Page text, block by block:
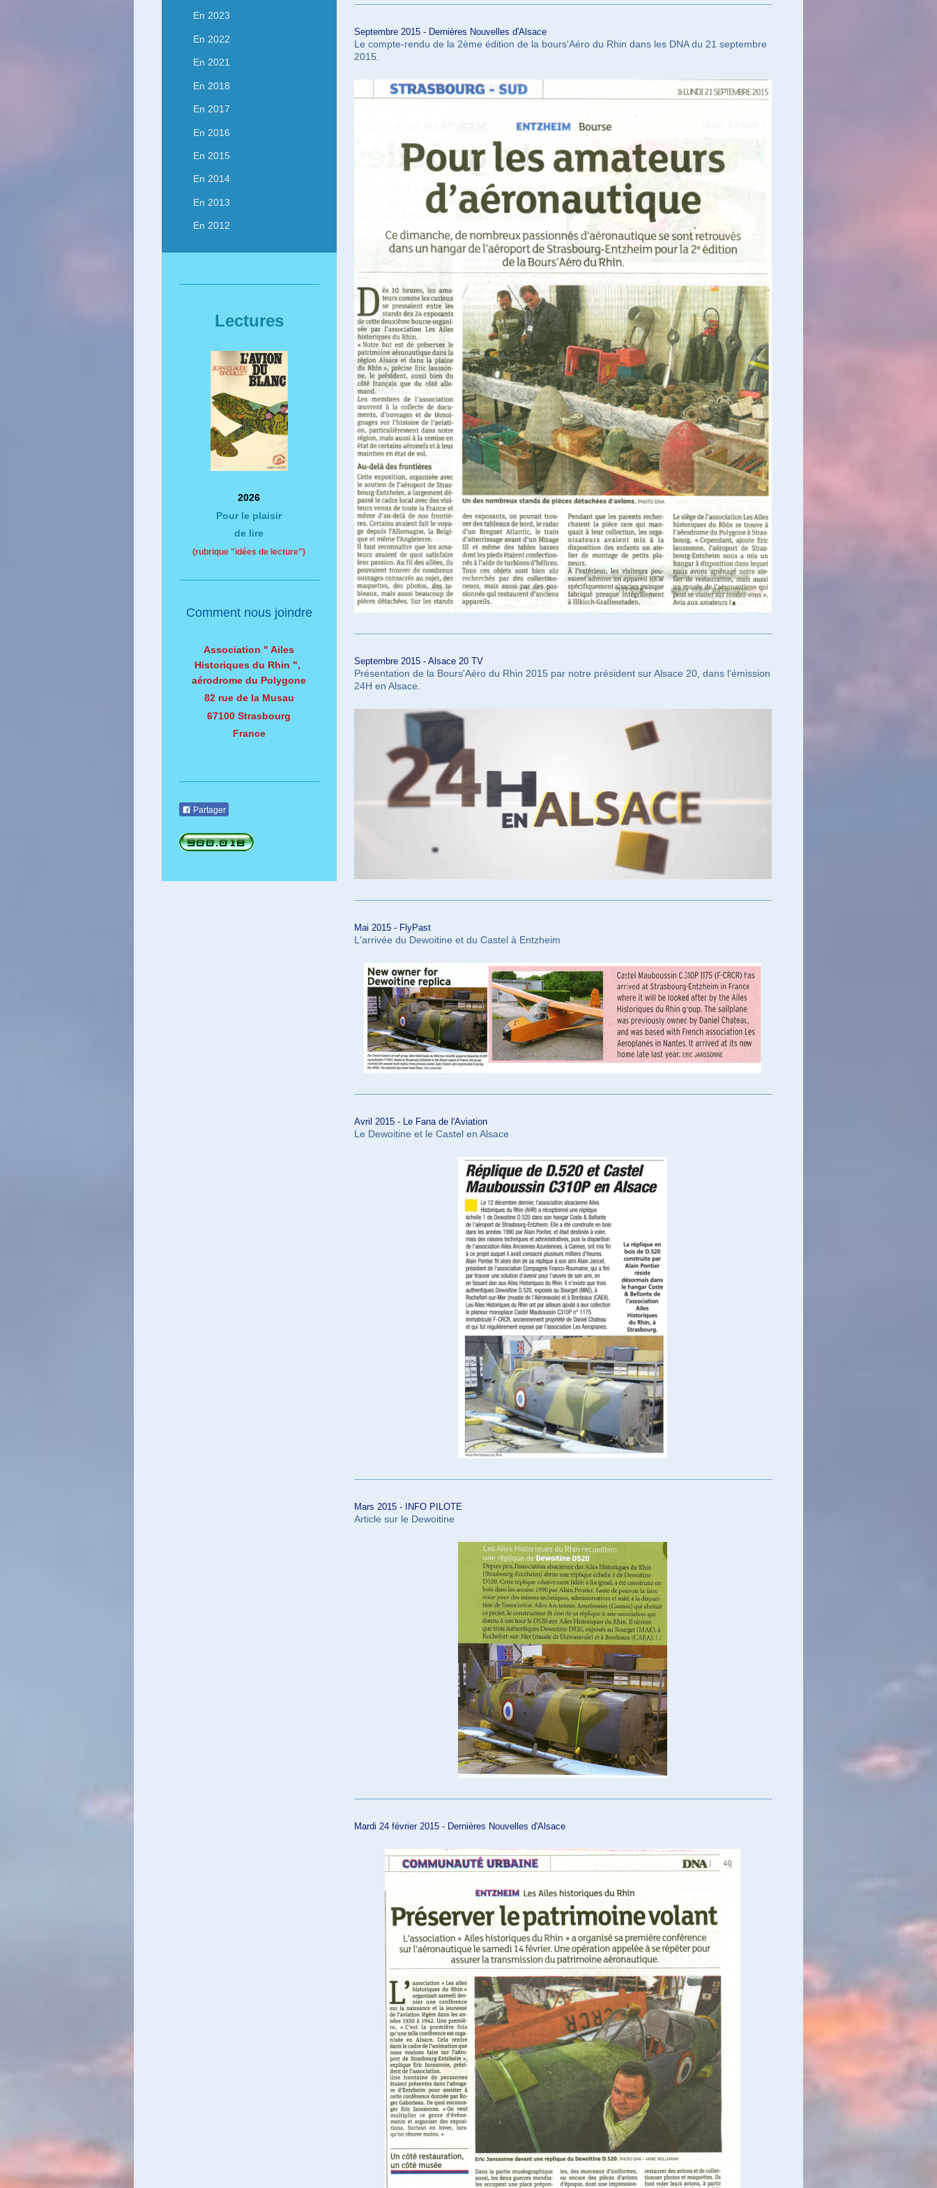
Septembre 2015 - Dernières Nouvelles d'Alsace
Le compte-rendu de la 2ème édition de la bours'Aéro du Rhin dans les DNA du 21 septembre
2015.
Septembre 2015 - Alsace 20 TV
Présentation de la Bours'Aéro du Rhin 2015 par notre président sur Alsace 20, dans l'émission
24H en Alsace.
Mai 2015 - FlyPast
L'arrivée du Dewoitine et du Castel à Entzheim
Avril 2015 - Le Fana de l'Aviation
Le Dewoitine et le Castel en Alsace
Mars 2015 - INFO PILOTE
Article sur le Dewoitine
Mardi 24 février 2015 - Dernières Nouvelles d'Alsace
En 2023
En 2022
En 2021
En 2018
En 2017
En 2016
En 2015
En 2014
En 2013
En 2012
Lectures
2026
Pour le plaisir
de lire
(rubrique "idées de lecture")
Comment nous joindre
Association " Ailes
Historiques du Rhin ",
aérodrome du Polygone
82 rue de la Musau
67100 Strasbourg
France
Partager